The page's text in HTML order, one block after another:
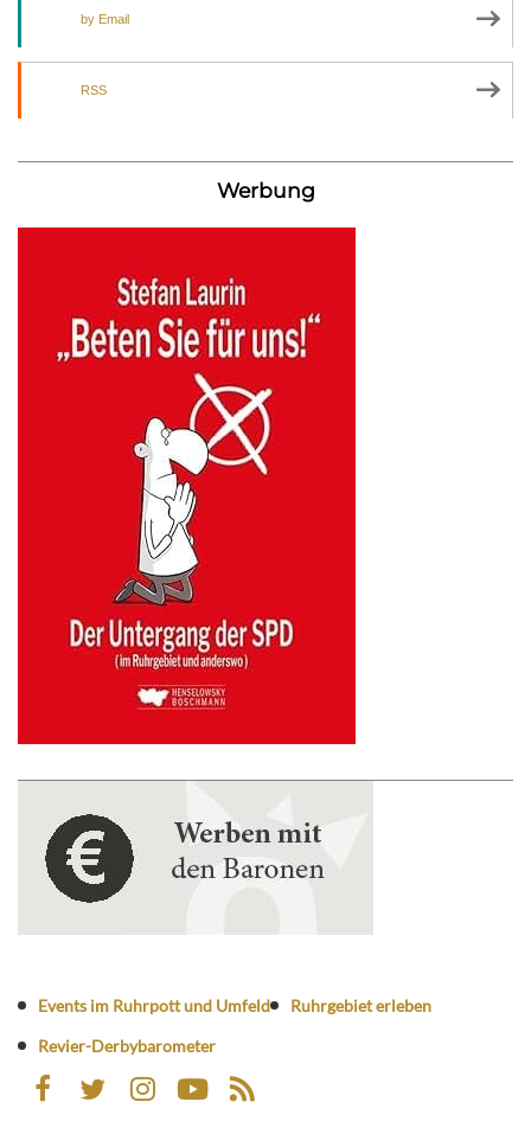
by Email
RSS
Werbung
Events im Ruhrpott und Umfeld
Ruhrgebiet erleben
Revier-Derbybarometer